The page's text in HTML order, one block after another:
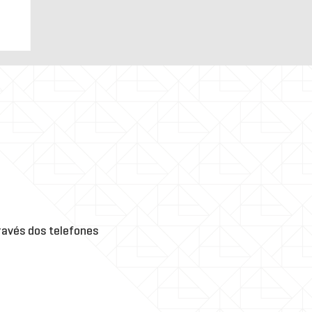
dos telefones